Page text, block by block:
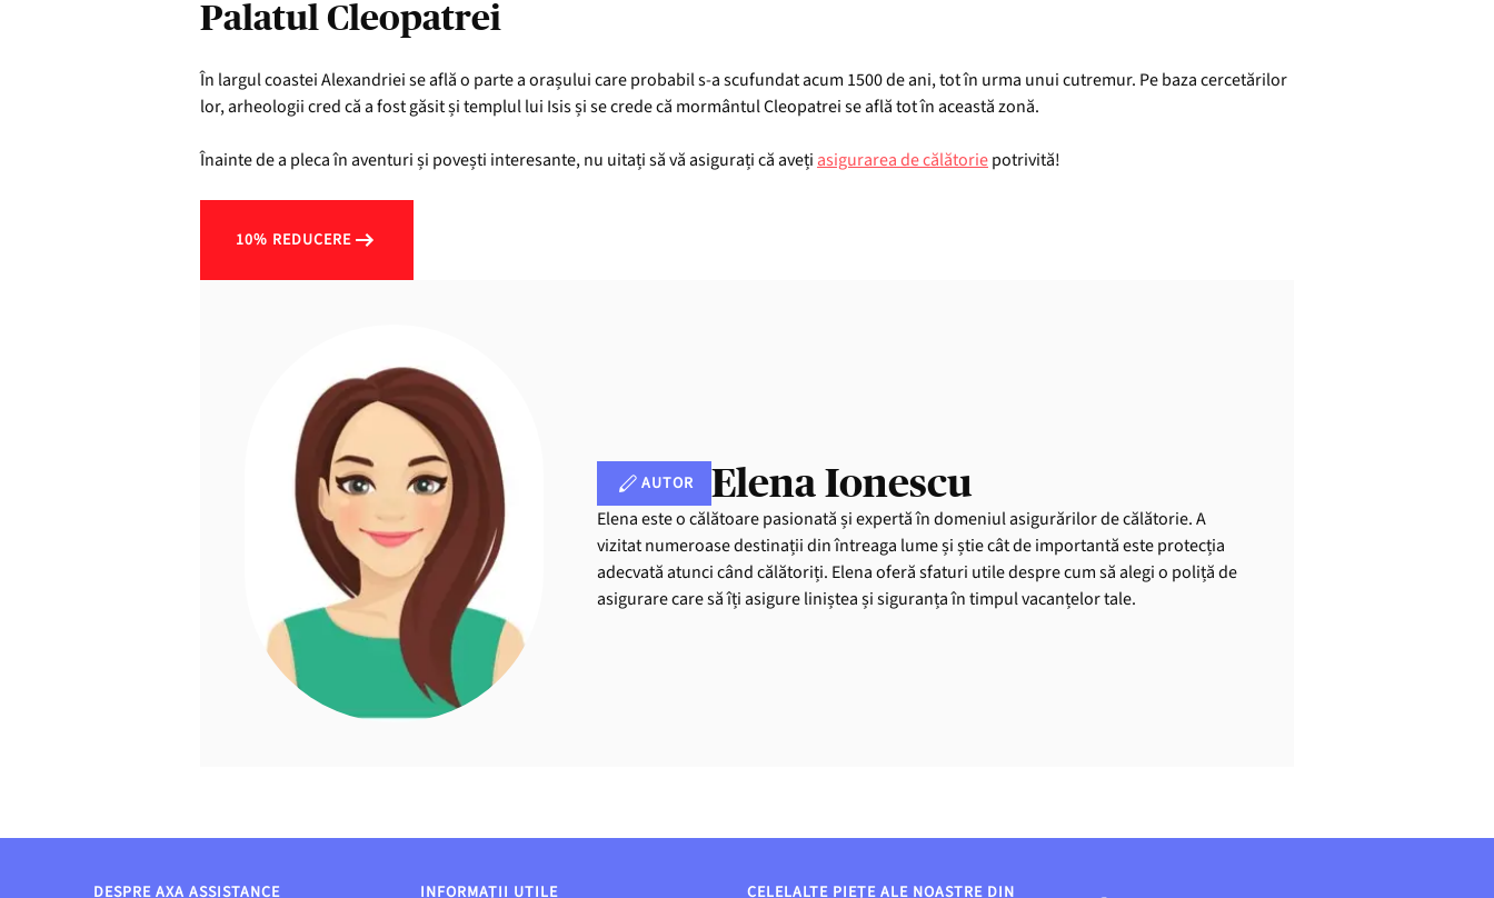
Palatul Cleopatrei
În largul coastei Alexandriei se află o parte a orașului care probabil s-a scufundat acum 1500 de ani, tot în urma unui cutremur. Pe baza cercetărilor
lor, arheologii cred că a fost găsit și templul lui Isis și se crede că mormântul Cleopatrei se află tot în această zonă.
Înainte de a pleca în aventuri și povești interesante, nu uitați să vă asigurați că aveți asigurarea de călătoriepotrivită!
10% REDUCERE
AUTOR Elena Ionescu
Elena este o călătoare pasionată și expertă în domeniul asigurărilor de călătorie. A
vizitat numeroase destinații din întreaga lume și știe cât de importantă este protecția
adecvată atunci când călătoriți. Elena oferă sfaturi utile despre cum să alegi o poliță de
asigurare care să îți asigure liniștea și siguranța în timpul vacanțelor tale.
DESPRE AXA ASSISTANCE INFORMAȚII UTILE CELELALTE PIEȚE ALE NOASTRE DIN